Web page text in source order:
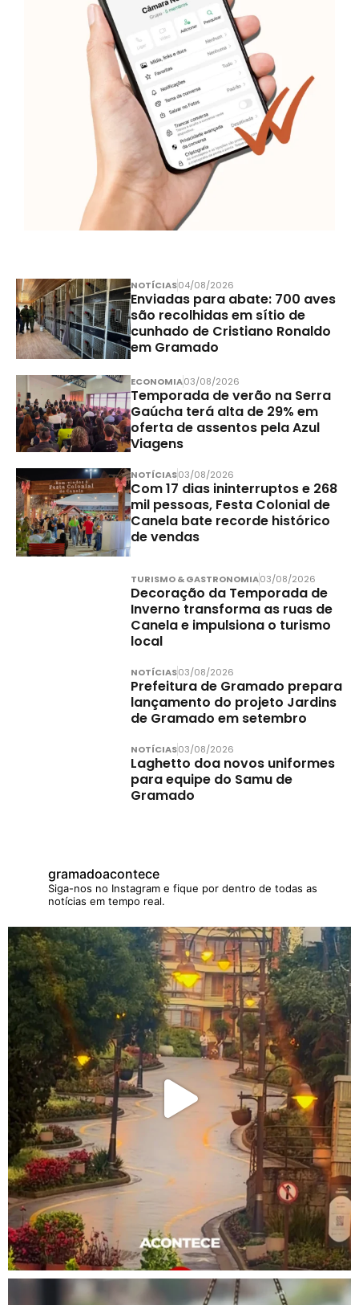
NOTÍCIAS04/08/2026
Enviadas para abate: 700 aves
são recolhidas em sítio de
cunhado de Cristiano Ronaldo
em Gramado
ECONOMIA03/08/2026
Temporada de verão na Serra
Gaúcha terá alta de 29% em
oferta de assentos pela Azul
Viagens
NOTÍCIAS03/08/2026
Com 17 dias ininterruptos e 268
mil pessoas, Festa Colonial de
Canela bate recorde histórico
de vendas
TURISMO & GASTRONOMIA03/08/2026
Decoração da Temporada de
Inverno transforma as ruas de
Canela e impulsiona o turismo
local
NOTÍCIAS03/08/2026
Prefeitura de Gramado prepara
lançamento do projeto Jardins
de Gramado em setembro
NOTÍCIAS03/08/2026
Laghetto doa novos uniformes
para equipe do Samu de
Gramado
gramadoacontece
Siga-nos no Instagram e fique por dentro de todas as
notícias em tempo real.